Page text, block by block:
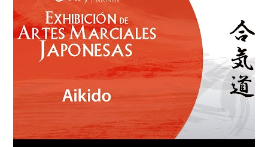
Teatro Peruano Japonés